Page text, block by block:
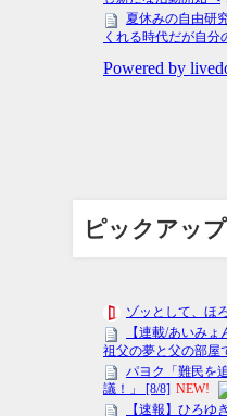
ピックアッ